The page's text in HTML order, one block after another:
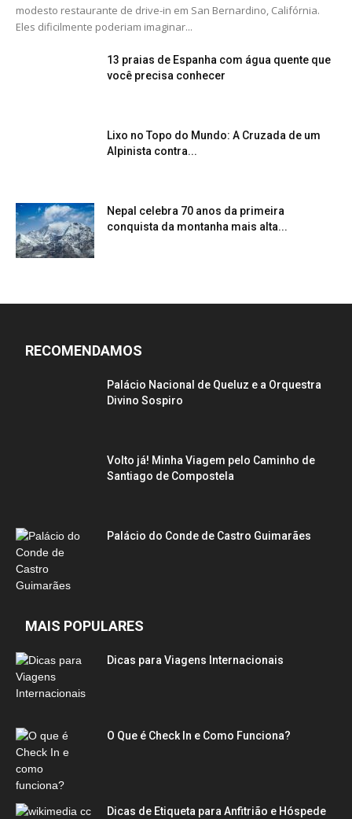
modesto restaurante de drive-in em San Bernardino, Califórnia.
Eles dificilmente poderiam imaginar...
13 praias de Espanha com água quente que
você precisa conhecer
Lixo no Topo do Mundo: A Cruzada de um
Alpinista contra...
Nepal celebra 70 anos da primeira
conquista da montanha mais alta...
RECOMENDAMOS
Palácio Nacional de Queluz e a Orquestra
Divino Sospiro
Volto já! Minha Viagem pelo Caminho de
Santiago de Compostela
Palácio do Conde de Castro Guimarães
MAIS POPULARES
Dicas para Viagens Internacionais
O Que é Check In e Como Funciona?
Dicas de Etiqueta para Anfitrião e Hóspede